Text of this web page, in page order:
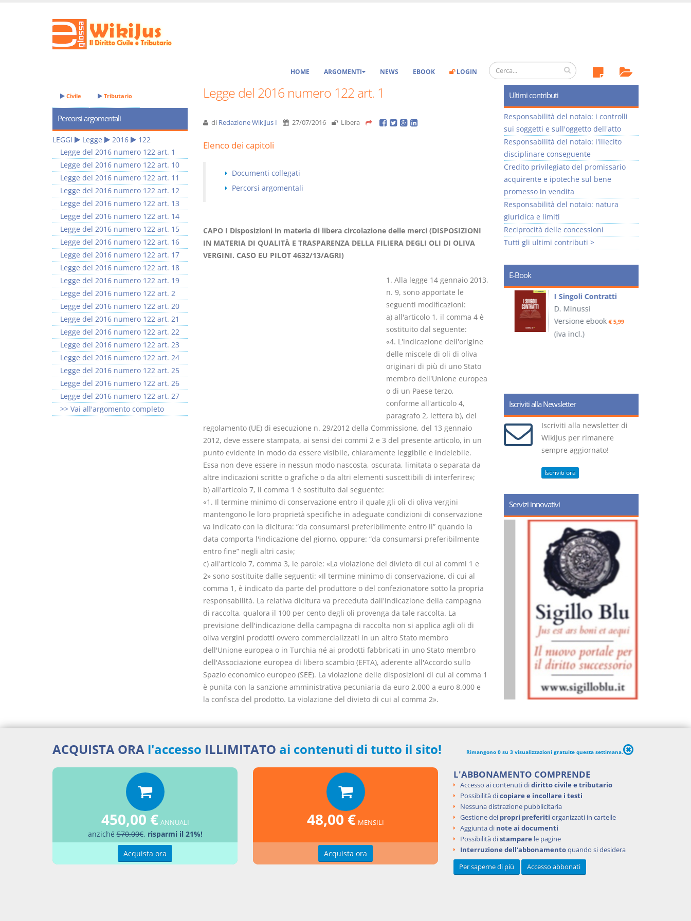
HOME ARGOMENTI NEWS EBOOK LOGIN
Legge del 2016 numero 122 art. 1
di Redazione WikiJus I 27/07/2016 Libera
Elenco dei capitoli
Documenti collegati
Percorsi argomentali
CAPO I Disposizioni in materia di libera circolazione delle merci (DISPOSIZIONI
IN MATERIA DI QUALITÀ E TRASPARENZA DELLA FILIERA DEGLI OLI DI OLIVA
VERGINI. CASO EU PILOT 4632/13/AGRI)
1. Alla legge 14 gennaio 2013,
n. 9, sono apportate le
seguenti modificazioni:
a) all'articolo 1, il comma 4 è
sostituito dal seguente:
«4. L'indicazione dell'origine
delle miscele di oli di oliva
originari di più di uno Stato
membro dell'Unione europea
o di un Paese terzo,
conforme all'articolo 4,
paragrafo 2, lettera b), del
regolamento (UE) di esecuzione n. 29/2012 della Commissione, del 13 gennaio
2012, deve essere stampata, ai sensi dei commi 2 e 3 del presente articolo, in un
punto evidente in modo da essere visibile, chiaramente leggibile e indelebile.
Essa non deve essere in nessun modo nascosta, oscurata, limitata o separata da
altre indicazioni scritte o grafiche o da altri elementi suscettibili di interferire»;
b) all'articolo 7, il comma 1 è sostituito dal seguente:
«1. Il termine minimo di conservazione entro il quale gli oli di oliva vergini
mantengono le loro proprietà specifiche in adeguate condizioni di conservazione
va indicato con la dicitura: “da consumarsi preferibilmente entro il” quando la
data comporta l'indicazione del giorno, oppure: “da consumarsi preferibilmente
entro fine” negli altri casi»;
c) all'articolo 7, comma 3, le parole: «La violazione del divieto di cui ai commi 1 e
2» sono sostituite dalle seguenti: «Il termine minimo di conservazione, di cui al
comma 1, è indicato da parte del produttore o del confezionatore sotto la propria
responsabilità. La relativa dicitura va preceduta dall'indicazione della campagna
di raccolta, qualora il 100 per cento degli oli provenga da tale raccolta. La
previsione dell'indicazione della campagna di raccolta non si applica agli oli di
oliva vergini prodotti ovvero commercializzati in un altro Stato membro
dell'Unione europea o in Turchia né ai prodotti fabbricati in uno Stato membro
dell'Associazione europea di libero scambio (EFTA), aderente all'Accordo sullo
Spazio economico europeo (SEE). La violazione delle disposizioni di cui al comma 1
è punita con la sanzione amministrativa pecuniaria da euro 2.000 a euro 8.000 e
la confisca del prodotto. La violazione del divieto di cui al comma 2».
Documenti collegati
Civile Tributario
Percorsi argomentali
LEGGI Legge 2016
122
Legge del 2016 numero 122 art. 1
Legge del 2016 numero 122 art. 10
Legge del 2016 numero 122 art. 11
Legge del 2016 numero 122 art. 12
Legge del 2016 numero 122 art. 13
Legge del 2016 numero 122 art. 14
Legge del 2016 numero 122 art. 15
Legge del 2016 numero 122 art. 16
Legge del 2016 numero 122 art. 17
Legge del 2016 numero 122 art. 18
Legge del 2016 numero 122 art. 19
Legge del 2016 numero 122 art. 2
Legge del 2016 numero 122 art. 20
Legge del 2016 numero 122 art. 21
Legge del 2016 numero 122 art. 22
Legge del 2016 numero 122 art. 23
Legge del 2016 numero 122 art. 24
Legge del 2016 numero 122 art. 25
Legge del 2016 numero 122 art. 26
Legge del 2016 numero 122 art. 27
>> Vai all'argomento completo
Ultimi contributi
Responsabilità del notaio: i controlli
sui soggetti e sull'oggetto dell'atto
Responsabilità del notaio: l'illecito
disciplinare conseguente
Credito privilegiato del promissario
acquirente e ipoteche sul bene
promesso in vendita
Responsabilità del notaio: natura
giuridica e limiti
Reciprocità delle concessioni
Tutti gli ultimi contributi >
E-Book
I Vincoli Preliminari
Versione ebook€ 4,19
Usufrutto Uso e
Abitazione
D. Minussi
Versione ebook
(iva incl.)
Rapporto e
relazione giuridica
D. Minussi
Versione ebook
(iva incl.)
I Singoli Contratti
D. Minussi
Versione ebook € 5,99
(iva incl.)
Iscriviti alla Newsletter
Iscriviti alla newsletter di
WikiJus per rimanere
sempre aggiornato!
Iscriviti ora
Servizi innovativi
ACQUISTA ORA l'accesso ILLIMITATO ai contenuti di tutto il sito! Rimangono 0 su 3 visualizzazioni gratuite questa settimana.
450,00 € ANNUALI
anziché570.00€, risparmi il 21%!
Acquista ora
48,00 € MENSILI
Acquista ora
L'ABBONAMENTO COMPRENDE
Accesso ai contenuti didiritto civile e tributario
Possibilità dicopiare e incollare i testi
Nessuna distrazione pubblicitaria
Gestione dei propri preferiti organizzati in cartelle
Aggiunta di note ai documenti
Possibilità distampare le pagine
Interruzione dell'abbonamentoquando si desidera
Per saperne di più
Accesso abbonati